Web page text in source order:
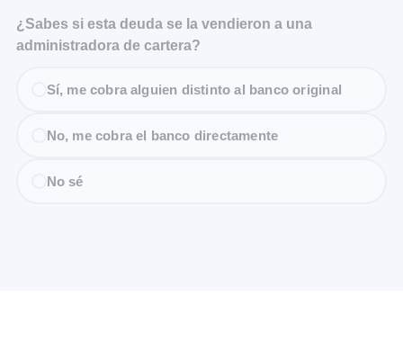
¿Sabes si esta deuda se la vendieron a una
administradora de cartera?
Sí, me cobra alguien distinto al banco original
No, me cobra el banco directamente
No sé